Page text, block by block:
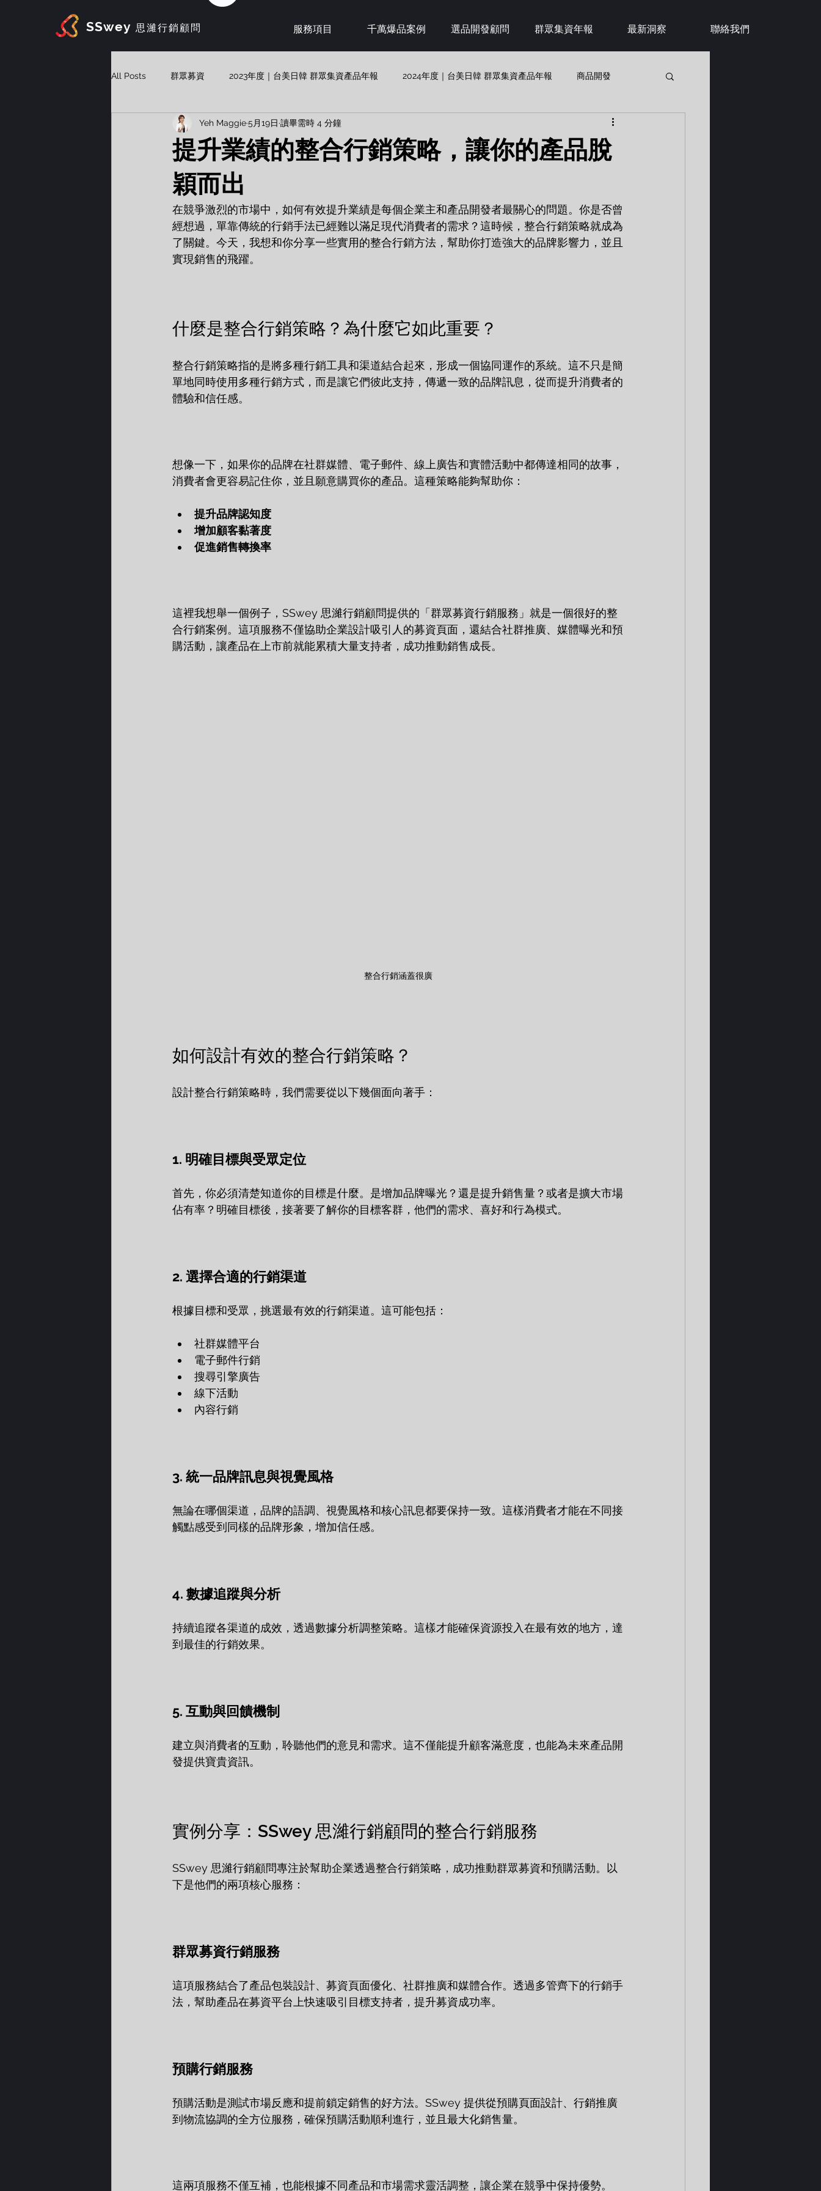
SSwey 思濰行銷顧問 服務項目 千萬爆品案例 選品開發顧問 群眾集資年報 最新洞察 聯絡我們
All Posts 群眾募資 2023年度｜台美日韓 群眾集資產品年報 2024年度｜台美日韓 群眾集資產品年報 商品開發
Vibe Marketing AI Agent
提升業績的整合行銷策略，讓你的產品脫
穎而出
Yeh Maggie5月19日 讀畢需時 4 分鐘
在競爭激烈的市場中，如何有效提升業績是每個企業主和產品開發者最關心的問題。你是否曾
經想過，單靠傳統的行銷手法已經難以滿足現代消費者的需求？這時候，整合行銷策略就成為
了關鍵。今天，我想和你分享一些實用的整合行銷方法，幫助你打造強大的品牌影響力，並且
實現銷售的飛躍。
什麼是整合行銷策略？為什麼它如此重要？
整合行銷策略指的是將多種行銷工具和渠道結合起來，形成一個協同運作的系統。這不只是簡
單地同時使用多種行銷方式，而是讓它們彼此支持，傳遞一致的品牌訊息，從而提升消費者的
體驗和信任感。
想像一下，如果你的品牌在社群媒體、電子郵件、線上廣告和實體活動中都傳達相同的故事，
消費者會更容易記住你，並且願意購買你的產品。這種策略能夠幫助你：
提升品牌認知度
增加顧客黏著度
促進銷售轉換率
這裡我想舉一個例子，SSwey 思濰行銷顧問提供的「群眾募資行銷服務」就是一個很好的整
合行銷案例。這項服務不僅協助企業設計吸引人的募資頁面，還結合社群推廣、媒體曝光和預
購活動，讓產品在上市前就能累積大量支持者，成功推動銷售成長。
整合行銷涵蓋很廣
如何設計有效的整合行銷策略？
設計整合行銷策略時，我們需要從以下幾個面向著手：
1. 明確目標與受眾定位
首先，你必須清楚知道你的目標是什麼。是增加品牌曝光？還是提升銷售量？或者是擴大市場
佔有率？明確目標後，接著要了解你的目標客群，他們的需求、喜好和行為模式。
2. 選擇合適的行銷渠道
根據目標和受眾，挑選最有效的行銷渠道。這可能包括：
社群媒體平台
電子郵件行銷
搜尋引擎廣告
線下活動
內容行銷
3. 統一品牌訊息與視覺風格
無論在哪個渠道，品牌的語調、視覺風格和核心訊息都要保持一致。這樣消費者才能在不同接
觸點感受到同樣的品牌形象，增加信任感。
4. 數據追蹤與分析
持續追蹤各渠道的成效，透過數據分析調整策略。這樣才能確保資源投入在最有效的地方，達
到最佳的行銷效果。
5. 互動與回饋機制
建立與消費者的互動，聆聽他們的意見和需求。這不僅能提升顧客滿意度，也能為未來產品開
發提供寶貴資訊。
實例分享：SSwey 思濰行銷顧問的整合行銷服務
SSwey 思濰行銷顧問專注於幫助企業透過整合行銷策略，成功推動群眾募資和預購活動。以
下是他們的兩項核心服務：
群眾募資行銷服務
這項服務結合了產品包裝設計、募資頁面優化、社群推廣和媒體合作。透過多管齊下的行銷手
法，幫助產品在募資平台上快速吸引目標支持者，提升募資成功率。
預購行銷服務
預購活動是測試市場反應和提前鎖定銷售的好方法。SSwey 提供從預購頁面設計、行銷推廣
到物流協調的全方位服務，確保預購活動順利進行，並且最大化銷售量。
這兩項服務不僅互補，也能根據不同產品和市場需求靈活調整，讓企業在競爭中保持優勢。